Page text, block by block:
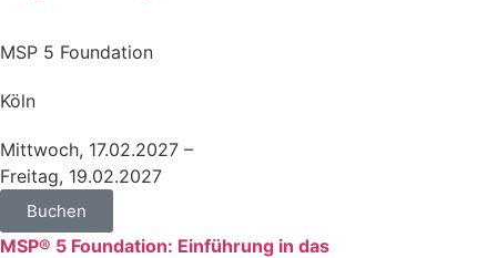
MSP 5 Foundation
Köln
Mittwoch, 17.02.2027 –
Freitag, 19.02.2027
Buchen
MSP® 5 Foundation: Einführung in das